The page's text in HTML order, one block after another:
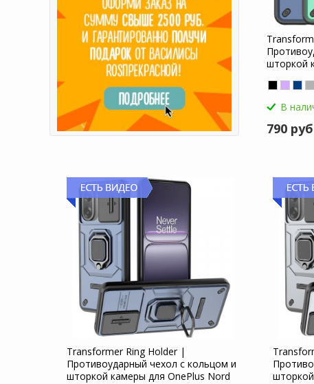
шторкой
В
790 руб
Transformer Ring Holder |
Противоударный чехол с кольцом и
шторкой камеры для OnePlus Nord